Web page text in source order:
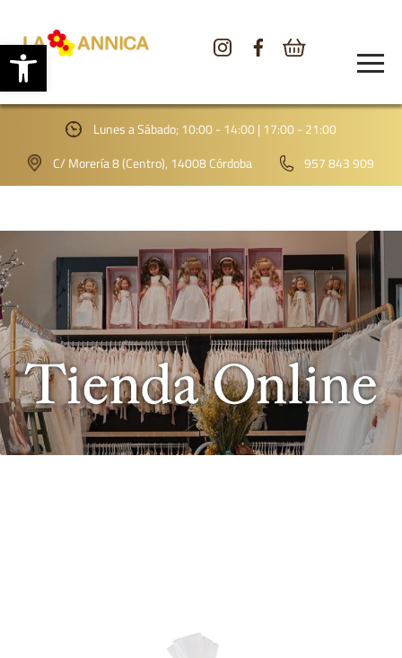
Abrir barra de herramientas
TIENDA
GALERÍA
BLOG
CONTACTO
Lunes a Sábado; 10:00 - 14:00 | 17:00 - 21:00
C/ Morería 8 (Centro), 14008 Córdoba
957 843 909